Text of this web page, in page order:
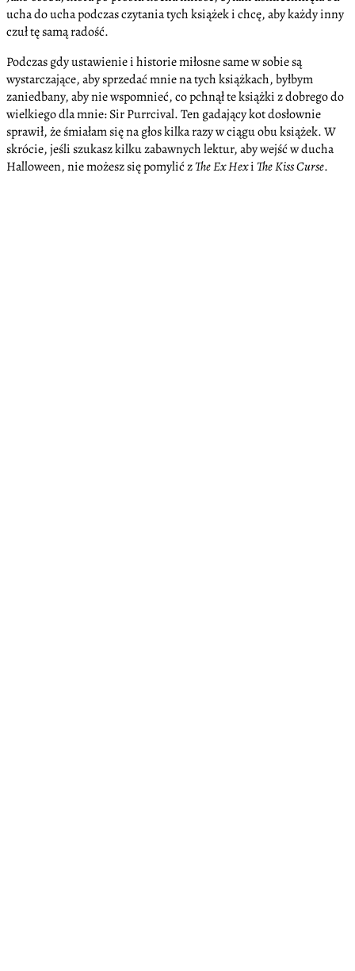
ucha do ucha podczas czytania tych książek i chcę, aby każdy inny
czuł tę samą radość.
Podczas gdy ustawienie i historie miłosne same w sobie są
wystarczające, aby sprzedać mnie na tych książkach, byłbym
zaniedbany, aby nie wspomnieć, co pchnął te książki z dobrego do
wielkiego dla mnie: Sir Purrcival. Ten gadający kot dosłownie
sprawił, że śmiałam się na głos kilka razy w ciągu obu książek. W
skrócie, jeśli szukasz kilku zabawnych lektur, aby wejść w ducha
Halloween, nie możesz się pomylić zThe Ex HexiThe Kiss Curse.